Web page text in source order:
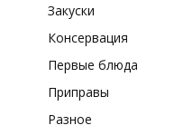
Закуски
Консервация
Первые блюда
Приправы
Разное